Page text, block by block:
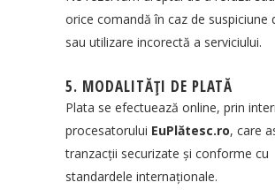
orice comandă în caz de suspiciune
sau utilizare incorectă a serviciului.
5. MODALITĂȚI DE PLATĂ
Plata se efectuează online, prin
procesatorului EuPlătesc.ro, care
tranzacții securizate și conforme cu
standardele internaționale.